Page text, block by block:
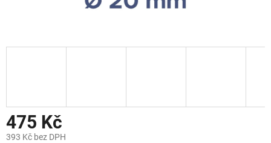
475 Kč
393 Kč bez DPH